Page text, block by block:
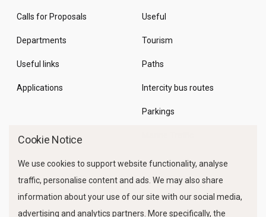
Calls for Proposals
Departments
Useful links
Applications
Useful
Tourism
Paths
Intercity bus routes
Parkings
Cookie Notice
We use cookies to support website functionality, analyse
traffic, personalise content and ads. We may also share
information about your use of our site with our social media,
advertising and analytics partners. More specifically, the